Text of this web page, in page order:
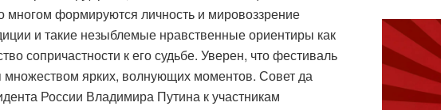
формируются личность и мировоззрение
и такие незыблемые нравственные ориентиры как
сопричастности к его судьбе. Уверен, что фестиваль
ярких, волнующих моментов. Совет да
России Владимира Путина к участникам